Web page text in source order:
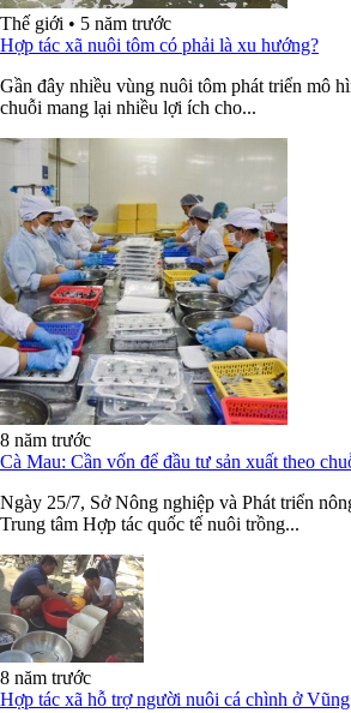
Thế giới • 5 năm trước
Hợp tác xã nuôi tôm có phải là xu hướng?
Gần đây nhiều vùng nuôi tôm phát triển mô
chuỗi mang lại nhiều lợi ích cho...
8 năm trước
Cà Mau: Cần vốn để đầu tư sản xuất theo
Ngày 25/7, Sở Nông nghiệp và Phát triển
Trung tâm Hợp tác quốc tế nuôi trồng...
8 năm trước
Hợp tác xã hỗ trợ người nuôi cá chình ở